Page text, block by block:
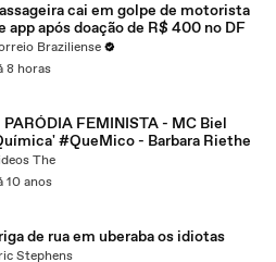
cai em golpe de motorista
app após doação de R$ 400 no DF
Braziliense
8 horas
PARÓDIA FEMINISTA - MC Biel
#QueMico - Barbara Riethe
The
10 anos
briga de rua em uberaba os idiotas
Stephens